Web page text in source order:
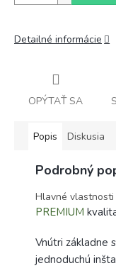
Detailné informácie
OPÝTAŤ SA
Popis Diskusia
Podrobný
Hlavné vlastnosti
PREMIUM
Vnútri základne
jednoduchú